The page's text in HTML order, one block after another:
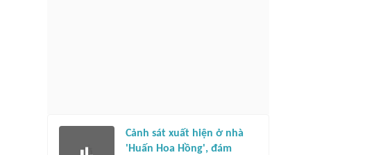
Cảnh sát xuất hiện ở nhà
'Huấn Hoa Hồng', đám